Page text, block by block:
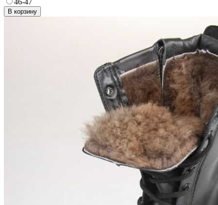
46-47
В корзину